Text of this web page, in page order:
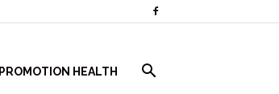
PROMOTION HEALTH